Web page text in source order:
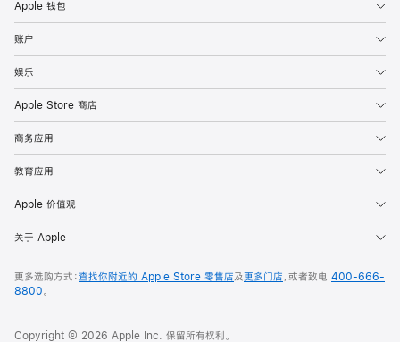
Apple 钱包
账户
娱乐
Apple Store 商店
商务应用
教育应用
Apple 价值观
关于 Apple
更多选购方式：查找你附近的 Apple Store 零售店及更多门店，或者致电 400-666-
8800。
Copyright © 2026 Apple Inc. 保留所有权利。